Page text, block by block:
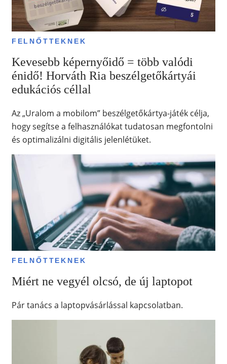
FELNŐTTEKNEK
Kevesebb képernyőidő = több valódi
énidő! Horváth Ria beszélgetőkártyái
edukációs céllal
Az „Uralom a mobilom” beszélgetőkártya-játék célja,
hogy segítse a felhasználókat tudatosan megfontolni
és optimalizálni digitális jelenlétüket.
FELNŐTTEKNEK
Miért ne vegyél olcsó, de új laptopot
Pár tanács a laptopvásárlással kapcsolatban.